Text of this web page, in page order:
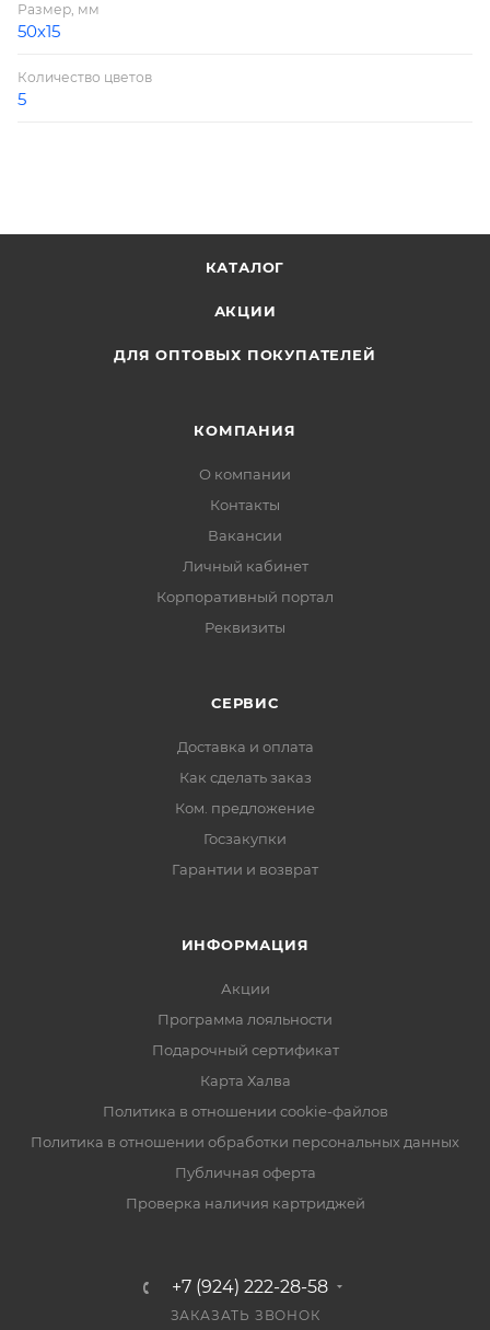
Размер, мм
50х15
Количество цветов
5
КАТАЛОГ
АКЦИИ
ДЛЯ ОПТОВЫХ ПОКУПАТЕЛЕЙ
КОМПАНИЯ
О компании
Контакты
Вакансии
Личный кабинет
Корпоративный портал
Реквизиты
СЕРВИС
Доставка и оплата
Как сделать заказ
Ком. предложение
Госзакупки
Гарантии и возврат
ИНФОРМАЦИЯ
Акции
Программа лояльности
Подарочный сертификат
Карта Халва
Политика в отношении cookie-файлов
Политика в отношении обработки персональных данных
Публичная оферта
Проверка наличия картриджей
+7 (924) 222-28-58
ЗАКАЗАТЬ ЗВОНОК